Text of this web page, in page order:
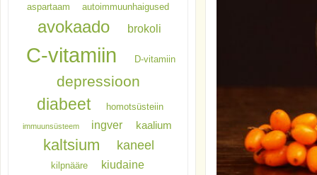
aspartaam autoimmuunhaigused
avokaado brokoli
C-vitamiin D-vitamiin
depressioon
diabeet homotsüsteiin
immuunsüsteem ingver kaalium
kaltsium kaneel
kilpnääre kiudaine